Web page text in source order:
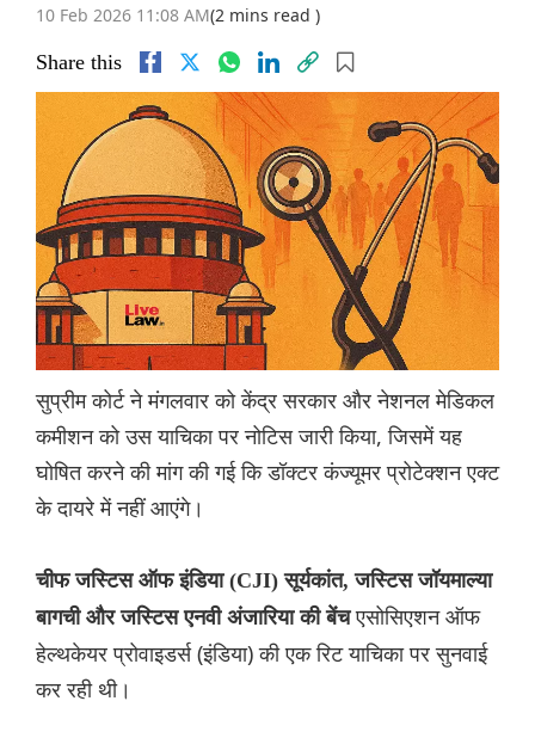
10 Feb 2026 11:08 AM(2 mins read )
Share this
सुप्रीम कोर्ट ने मंगलवार को केंद्र सरकार और नेशनल मेडिकल
कमीशन को उस याचिका पर नोटिस जारी किया, जिसमें यह
घोषित करने की मांग की गई कि डॉक्टर कंज्यूमर प्रोटेक्शन एक्ट
के दायरे में नहीं आएंगे।
चीफ जस्टिस ऑफ इंडिया (CJI) सूर्यकांत, जस्टिस जॉयमाल्या
बागची और जस्टिस एनवी अंजारिया की बेंचएसोसिएशन ऑफ
हेल्थकेयर प्रोवाइडर्स (इंडिया) की एक रिट याचिका पर सुनवाई
कर रही थी।